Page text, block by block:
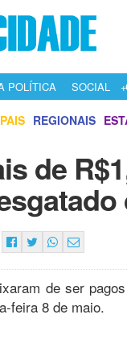
POLÍTICA SOCIAL
REGIONAIS
de
de ser
feira 8 de maio.